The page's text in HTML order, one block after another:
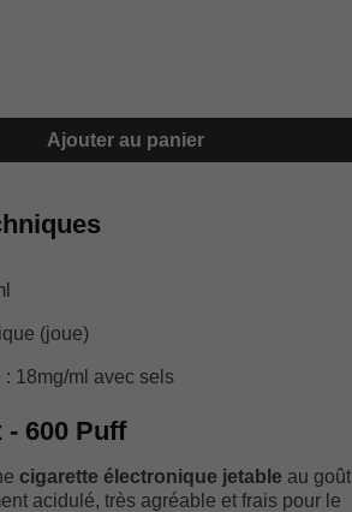
Ajouter au panier
(joue)
18mg/ml avec sels
600 Puff
cigarette électronique jetable au goût
acidulé, très agréable et frais pour le